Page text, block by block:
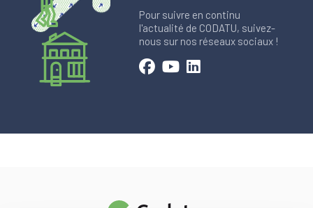
Pour suivre en continu
l'actualité de CODATU, suivez-
nous sur nos réseaux sociaux !